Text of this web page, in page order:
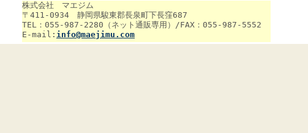
株式会社 マエジム
〒411-0934 静岡県駿東郡長泉町下長窪687
TEL：055-987-2280（ネット通販専用）/FAX：055-987-5552
E-mail: info@maejimu.com